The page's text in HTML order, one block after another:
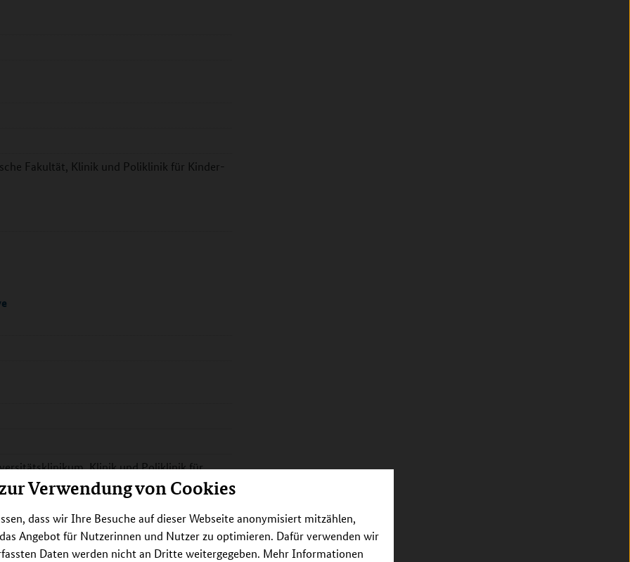
Verwendung von Cookies
dass wir Ihre Besuche auf dieser Webseite anonymisiert mitzählen,
Angebot für Nutzerinnen und Nutzer zu optimieren. Dafür verwenden wir
Daten werden nicht an Dritte weitergegeben. Mehr Informationen
Fakultät, Klinik und Poliklinik für Kinder-
Klinik und Poliklinik für
für pädiatrische Pneumologie und